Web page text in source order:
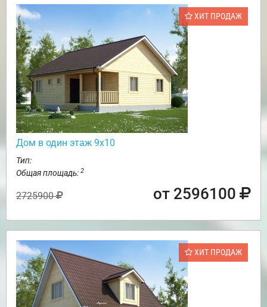
ХИТ ПРОДАЖ
Дом в один этаж 9х10
Тип:
Общая площадь: 2
2725900 от 2596100
ХИТ ПРОДАЖ